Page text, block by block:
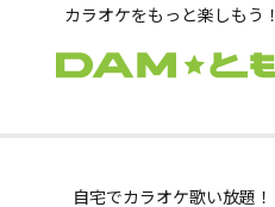
カラオケをもっと楽しもう！
自宅でカラオケ歌い放題！